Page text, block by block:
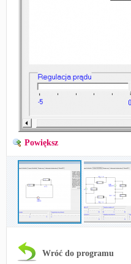
Powiększ
Wróć do programu